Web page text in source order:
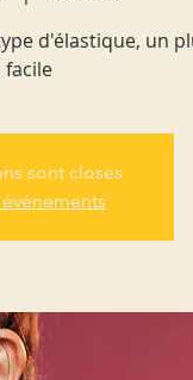
d'élastique, un
facile
sont closes